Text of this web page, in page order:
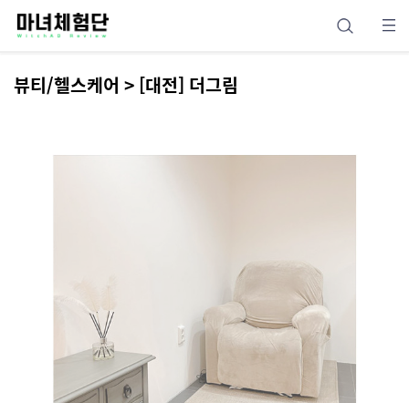
뷰티/헬스케어 > [대전] 더그림